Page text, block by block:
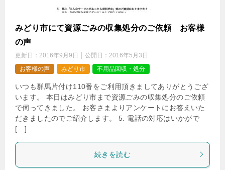
みどり市にて資源ごみの収集処分のご依頼 お客様
の声
更新日： 2016年9月9日 公開日： 2016年5月3日
お客様の声
みどり市 不用品回収・処分
いつも群馬片付け110番をご利用頂きましてありがとうござ
います。 本日はみどり市まで資源ごみの収集処分のご依頼
で伺ってきました。 お客さまよりアンケートにお答えいた
だきましたのでご紹介します。 5. 電話の対応はいかがで
[…]
続きを読む